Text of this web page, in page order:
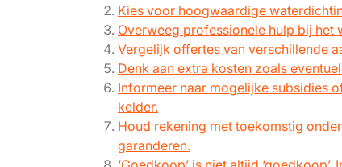
Kies voor hoogwaardige
Overweeg professionele hulp bij het
Vergelijk offertes van verschillende
Denk aan extra kosten zoals
Informeer naar mogelijke subsidies
kelder.
Houd rekening met toekomstig
garanderen.